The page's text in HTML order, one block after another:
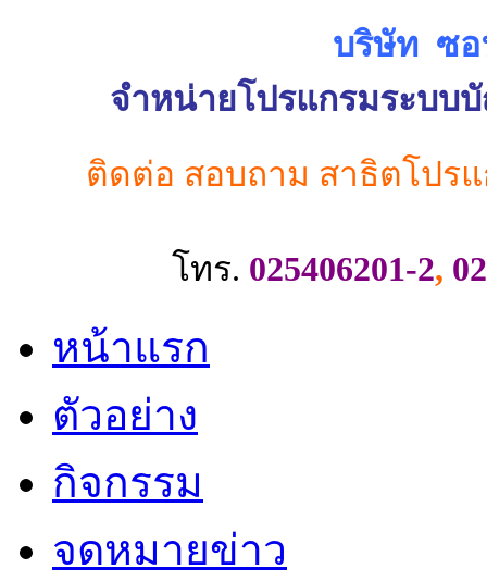
บริษัท ซ
จำหน่ายโปรแกรมระบ
ติดต่อ สอบถาม สาธิตโปร
โทร. 025406201-2,
หน้าแรก
ตัวอย่าง
กิจกรรม
จดหมายข่าว